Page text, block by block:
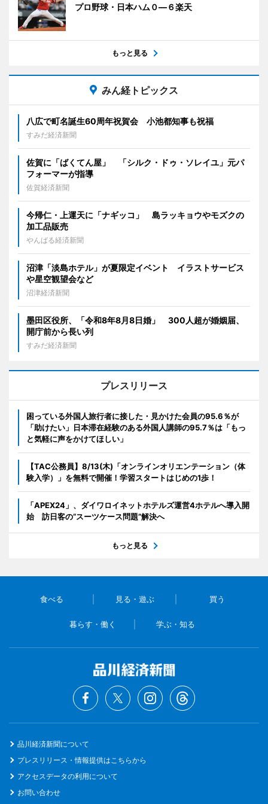
プロ野球・日本ハム０―６楽天
もっと見る
みん経トピックス
八広で町名誕生60周年祝賀会 小池都知事も祝福
すみだ経済新聞
佐賀に「ばくてん屋」 「シルク・ドゥ・ソレイユ」元パ
フォーマーが指導
佐賀経済新聞
今帰仁・上運天に「ナギッコ」 島ラッキョウやモズクの
加工品販売
やんばる経済新聞
沼津「淡島ホテル」が夏限定イベント イラストサービス
や星空観望会など
沼津経済新聞
墨田区役所、「令和8年8月8日婚」 300人超が婚姻届、
開庁前から長い列
すみだ経済新聞
プレスリリース
困っている外国人旅行者に接した・見かけた会員の95.6％が
「助けたい」日本滞在経験のある外国人講師の95.7％は「もっ
と気軽に声をかけてほしい」
【TAC公務員】8/13(木)「オンラインオリエンテーション（体
験入学）」を無料で開催！学習スタートはじめの1歩！
「APEX24」、ダイワロイネットホテルズ運営4ホテルへ導入開
始 訪日客の“スーツケース問題”解決へ
もっと見る
食べる 見る・遊ぶ 買う
暮らす・働く 学ぶ・知る
品川経済新聞について
プレスリリース・情報提供はこちらから
アクセスデータの利用について
お問い合わせ